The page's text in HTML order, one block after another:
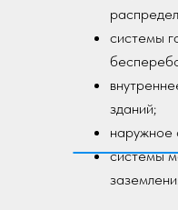
системы
зданий;
наружное
системы